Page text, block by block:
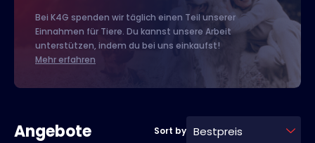
Bei K4G spenden wir täglich einen Teil unserer
Einnahmen für Tiere. Du kannst unsere Arbeit
unterstützen, indem du bei uns einkaufst!
Mehr erfahren
Angebote Sort by Bestpreis